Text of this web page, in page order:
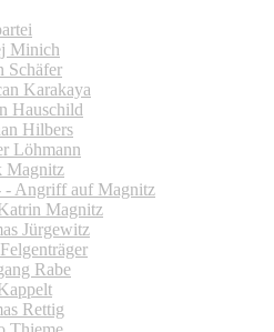
Minich
Schäfer
Karakaya
Hauschild
Hilbers
Löhmann
Magnitz
- Angriff auf Magnitz
Magnitz
Jürgewitz
Rabe
Rettig